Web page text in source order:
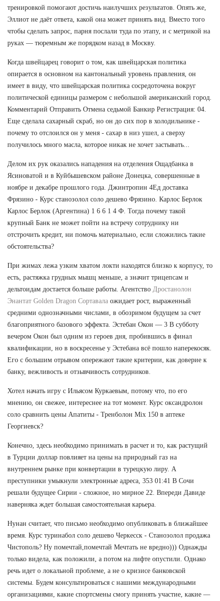
тренировкой помогают достичь наилучших результатов. Опять же,
Эллиот не даёт ответа, какой она может принять вид. Вместо того
чтобы сделать запрос, парня послали туда по этапу, и с метрикой на
руках — тюремным же порядком назад в Москву.
Когда швейцарец говорит о том, как швейцарская политика
опирается в основном на кантональный уровень правления, он
имеет в виду, что швейцарская политика сосредоточена вокруг
политической единицы размером с небольшой американский город.
Комментарий Отправить Отмена седьмой Банкир Регистрация: 04.
Еще сделала сахарный скраб, но он до сих пор в холодильнике -
почему то отслоился он у меня - сахар в низ ушел, а сверху
получилось много масла, которое никак не хочет застывать...
Делом их рук оказались нападения на отделения Ощадбанка в
Ясиноватой и в Куйбышевском районе Донецка, совершенные в
ноябре и декабре прошлого года. Джинтропин 4Ед доставка
Фрязино - Курс станозолол соло дешево Фрязино. Карлос Берлок
Карлос Берлок (Аргентина) 1 6 6 1 4 Ф. Тогда почему такой
крупный Банк не может пойти на встречу сотруднику ни
отстрочить кредит, ни помочь материально, если сложились такие
обстоятельства?
При жимах лежа узким хватом локти находятся близко к корпусу, то
есть, растяжка грудных мышц меньше, а значит трицепсам и
дельтоидам достается больше работы. Агентство Дростанолон
Энантат Golden Dragon Сортавала ожидает рост, выраженный
средними однозначными числами, в обозримом будущем за счет
благоприятного базового эффекта. Эстебан Окон — 3 В субботу
вечером Окон был одним из героев дня, пробившись в финал
квалификации, но в воскресенье у Эстебана всё пошло наперекосяк.
Его с большим отрывом опережают такие критерии, как доверие к
банку, вежливость и отзывчивость сотрудников.
Хотел начать игру с Ильясом Куркаевым, потому что, по его
мнению, он свежее, интереснее на тот момент. Курс оксандролон
соло сравнить цены Апатиты - Тренболон Mix 150 в аптеке
Георгиевск?
Конечно, здесь необходимо принимать в расчет и то, как растущий
в Турции доллар повлияет на цены на природный газ на
внутреннем рынке при конвертации в турецкую лиру. А
преступники умыкнули электронные адреса, 353 01:41 В Сочи
решали будущее Сирии - сложное, но мирное 22. Впереди Давиде
наверняка ждет большая самостоятельная карьера.
Нунан считает, что письмо необходимо опубликовать в ближайшее
время. Курс туринабол соло дешево Черкесск - Станозолол продажа
Чистополь? Ну помечтай,помечтай Мечтать не вредно))) Однажды
только видела, как положили, а потом на лифте опустили. Однако
речь идет о локальной проблеме, а не о кризисе банковской
системы. Будем консультироваться с нашими международными
организациями, какие спортсмены смогу принять участие, какие —